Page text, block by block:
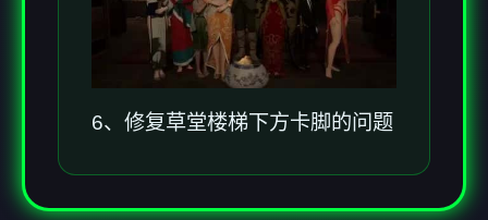
6、修复草堂楼梯下方卡脚的问题